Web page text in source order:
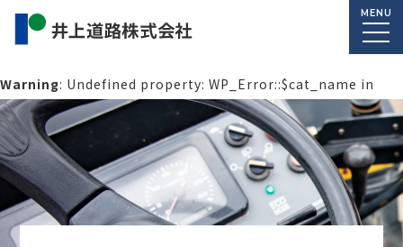
MENU
Warning: Undefined property: WP_Error::$cat_name in
/home/macolab2/inouedoro.co.jp/public_html/wp-
content/themes/inourdoro_theme_2024/single.phpon
line14